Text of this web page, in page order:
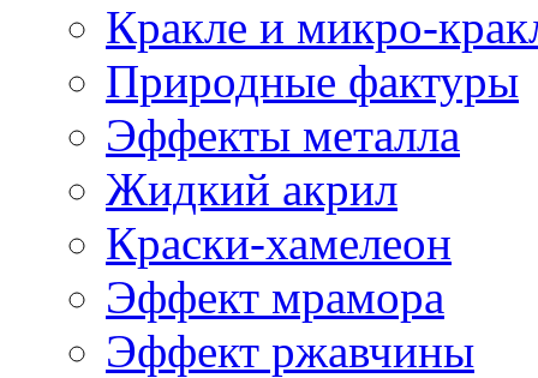
Кракле и микро-
Природные фактуры
Эффекты металла
Жидкий акрил
Краски-хамелеон
Эффект мрамора
Эффект ржавчины